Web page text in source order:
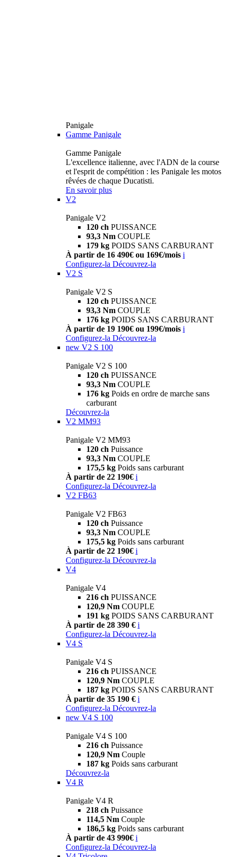
Panigale
Gamme Panigale
Gamme Panigale
L'excellence italienne, avec l'ADN de la course
et l'esprit de compétition : les Panigale les motos
rêvées de chaque Ducatisti.
En savoir plus
V2
Panigale V2
120 ch PUISSANCE
93,3 Nm COUPLE
179 kg POIDS SANS CARBURANT
À partir de 16 490€ ou 169€/mois i
Configurez-la Découvrez-la
V2 S
Panigale V2 S
120 ch PUISSANCE
93,3 Nm COUPLE
176 kg POIDS SANS CARBURANT
À partir de 19 190€ ou 199€/mois i
Configurez-la Découvrez-la
new V2 S 100
Panigale V2 S 100
120 ch PUISSANCE
93,3 Nm COUPLE
176 kg Poids en ordre de marche sans
carburant
Découvrez-la
V2 MM93
Panigale V2 MM93
120 ch Puissance
93,3 Nm COUPLE
175,5 kg Poids sans carburant
À partir de 22 190€ i
Configurez-la Découvrez-la
V2 FB63
Panigale V2 FB63
120 ch Puissance
93,3 Nm COUPLE
175,5 kg Poids sans carburant
À partir de 22 190€ i
Configurez-la Découvrez-la
V4
Panigale V4
216 ch PUISSANCE
120,9 Nm COUPLE
191 kg POIDS SANS CARBURANT
À partir de 28 390 € i
Configurez-la Découvrez-la
V4 S
Panigale V4 S
216 ch PUISSANCE
120,9 Nm COUPLE
187 kg POIDS SANS CARBURANT
À partir de 35 190 € i
Configurez-la Découvrez-la
new V4 S 100
Panigale V4 S 100
216 ch Puissance
120,9 Nm Couple
187 kg Poids sans carburant
Découvrez-la
V4 R
Panigale V4 R
218 ch Puissance
114,5 Nm Couple
186,5 kg Poids sans carburant
À partir de 43 990€ i
Configurez-la Découvrez-la